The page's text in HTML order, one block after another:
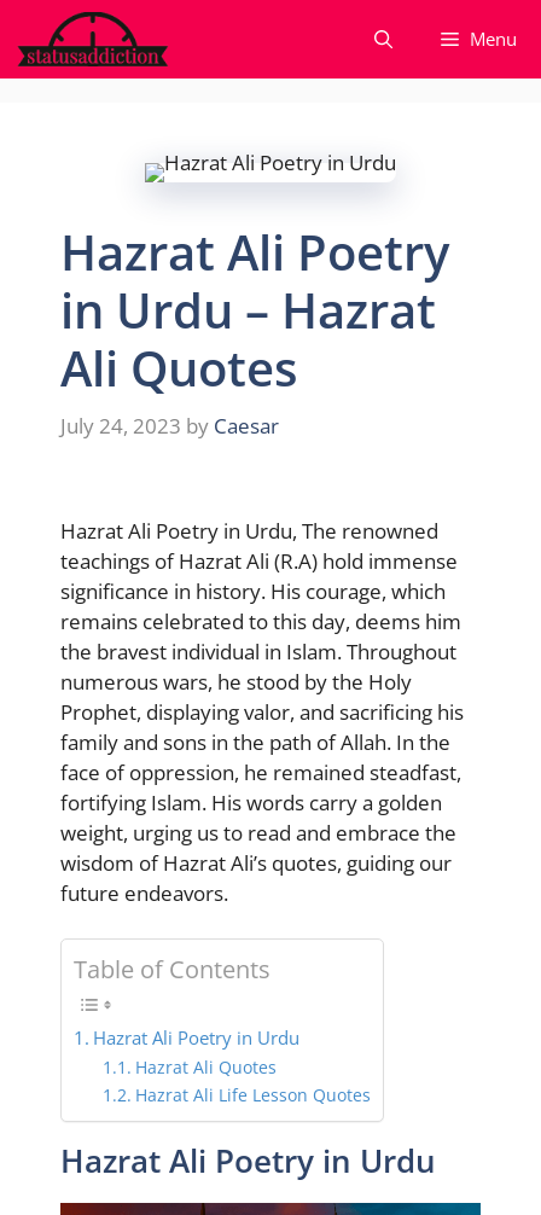
to
content
Menu
Hazrat Ali Poetry
in Urdu – Hazrat
Ali Quotes
July 24, 2023 by Caesar
Hazrat Ali Poetry in Urdu, The renowned
teachings of Hazrat Ali (R.A) hold immense
significance in history. His courage, which
remains celebrated to this day, deems him
the bravest individual in Islam. Throughout
numerous wars, he stood by the Holy
Prophet, displaying valor, and sacrificing his
family and sons in the path of Allah. In the
face of oppression, he remained steadfast,
fortifying Islam. His words carry a golden
weight, urging us to read and embrace the
wisdom of Hazrat Ali’s quotes, guiding our
future endeavors.
Table of Contents
Hazrat Ali Poetry in Urdu
Hazrat Ali Quotes
Hazrat Ali Life Lesson Quotes
Hazrat Ali Poetry in Urdu